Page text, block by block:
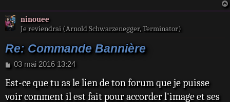
ninouee
Je reviendrai (Arnold Schwarzenegger, Terminator)
Re: Commande Bannière
M
s
a
03 mai 2016 13:24
Est-ce que tu as le lien de ton forum que je puisse
voir comment il est fait pour accorder l'image et ses